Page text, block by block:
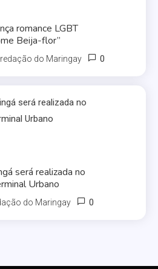
romance LGBT
Beija-flor”
do Maringay 0
será realizada no
Urbano
do Maringay 0